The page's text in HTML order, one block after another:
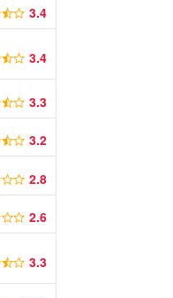
3.4
3.4
3.3
3.2
2.8
2.6
3.3